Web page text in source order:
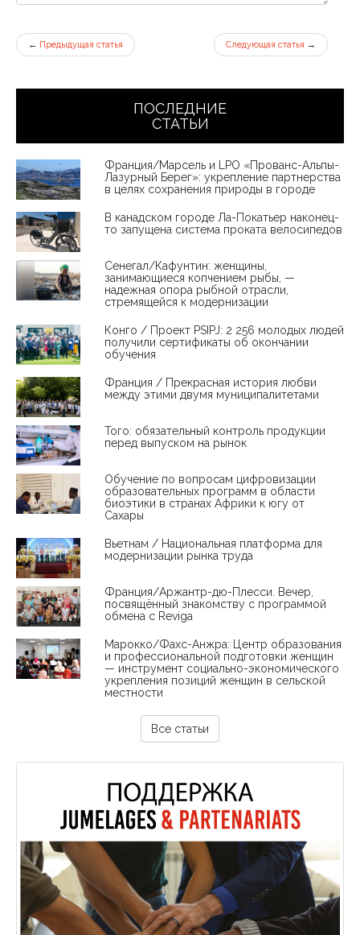
← Предыдущая статья Следующая статья →
ПОСЛЕДНИЕ
СТАТЬИ
Франция/Марсель и LPO «Прованс-Альпы-
Лазурный Берег»: укрепление партнерства
в целях сохранения природы в городе
В канадском городе Ла-Покатьер наконец-
то запущена система проката велосипедов
Сенегал/Кафунтин: женщины,
занимающиеся копчением рыбы, —
надежная опора рыбной отрасли,
стремящейся к модернизации
Конго / Проект PSIPJ: 2 256 молодых людей
получили сертификаты об окончании
обучения
Франция / Прекрасная история любви
между этими двумя муниципалитетами
Того: обязательный контроль продукции
перед выпуском на рынок
Обучение по вопросам цифровизации
образовательных программ в области
биоэтики в странах Африки к югу от
Сахары
Вьетнам / Национальная платформа для
модернизации рынка труда
Франция/Аржантр-дю-Плесси. Вечер,
посвящённый знакомству с программой
обмена с Reviga
Марокко/Фахс-Анжра: Центр образования
и профессиональной подготовки женщин
— инструмент социально-экономического
укрепления позиций женщин в сельской
местности
Все статьи